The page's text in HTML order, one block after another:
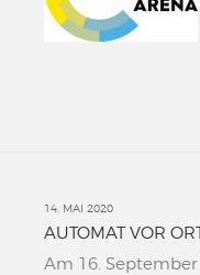
14. MAI 2020
AUTOMAT VOR
Am 16. September